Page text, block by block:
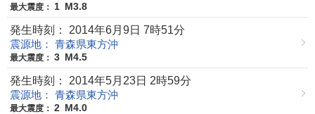
最大震度： 1 M3.8
発生時刻： 2014年6月9日 7時51分
震源地： 青森県東方沖
最大震度： 3 M4.5
発生時刻： 2014年5月23日 2時59分
震源地： 青森県東方沖
最大震度： 2 M4.0